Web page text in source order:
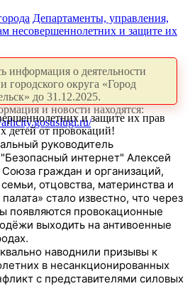
Департаменты, управления,
несовершеннолетних и защите их
информация о деятельности
городского округа «Город
до 31.12.2025.
и новости находятся:
и защите их прав
детей от провокаций!
руководитель
интернет" Алексей
граждан и организаций,
отцовства, материнства и
стало известно, что через
появляются провокационные
выходить на антивоенные
наводнили призывы к
в несанкционированных
с представителями силовых